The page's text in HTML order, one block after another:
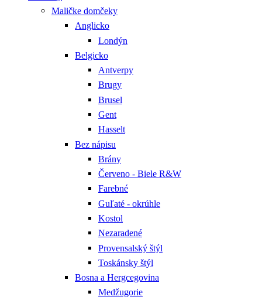
Maličke domčeky
Anglicko
Londýn
Belgicko
Antverpy
Brugy
Brusel
Gent
Hasselt
Bez nápisu
Brány
Červeno - Biele R&W
Farebné
Guľaté - okrúhle
Kostol
Nezaradené
Provensalský štýl
Toskánsky štýl
Bosna a Hergcegovina
Medžugorie